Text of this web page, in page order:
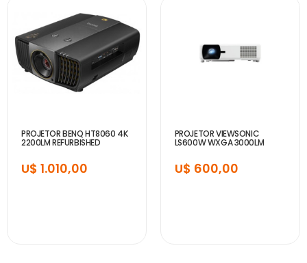
PROJETOR BENQ HT8060 4K
2200LM REFURBISHED
U$ 1.010,00
PROJETOR VIEWSONIC
LS600W WXGA 3000LM
U$ 600,00